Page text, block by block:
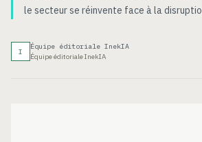
le secteur se réinvente face à la
I
Équipe éditoriale InekIA
Équipe éditoriale InekIA